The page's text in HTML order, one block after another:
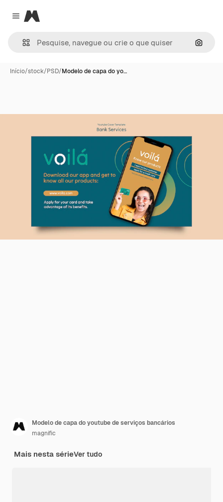
Close menu
Magnific
Início/stock/PSD/Modelo de capa do yo…
Modelo de capa do youtube de serviços bancários
magnific
Mais nesta sérieVer tudo